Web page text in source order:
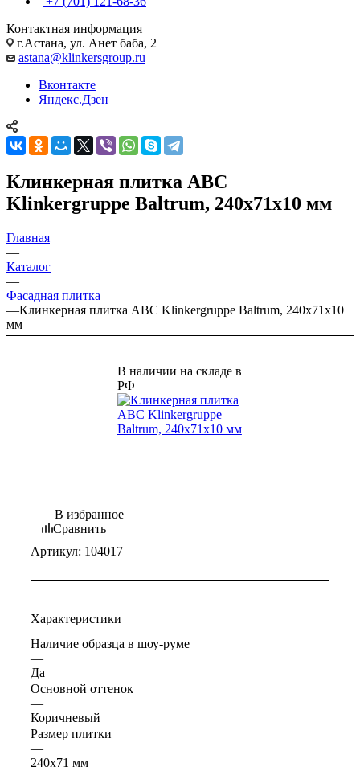
Контактная информация
г.Астана, ул. Анет баба, 2
astana@klinkersgroup.ru
Вконтакте
Яндекс.Дзен
Клинкерная плитка ABC
Klinkergruppe Baltrum, 240х71х10 мм
Главная
—
Каталог
—
Фасадная плитка
—Клинкерная плитка ABC Klinkergruppe Baltrum, 240х71х10
мм
В наличии на складе в
РФ
В избранное
Сравнить
Артикул: 104017
Характеристики
Наличие образца в шоу-руме
—
Да
Основной оттенок
—
Коричневый
Размер плитки
—
240x71 мм